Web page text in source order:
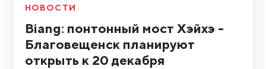
НОВОСТИ
Biang: понтонный мост Хэйхэ -
Благовещенск планируют
открыть к 20 декабря